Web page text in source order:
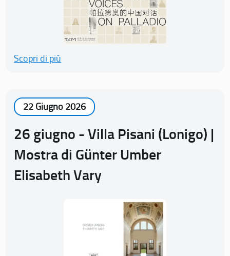
Scopri di più
22 Giugno 2026
26 giugno - Villa Pisani (Lonigo) |
Mostra di Günter Umber
Elisabeth Vary